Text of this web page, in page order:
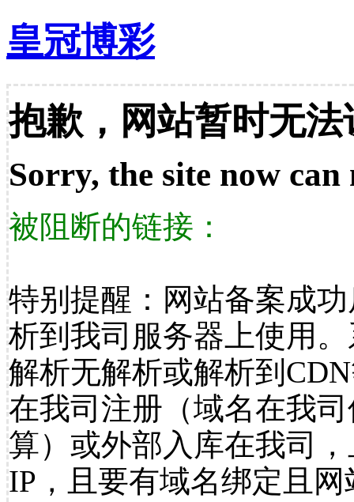
皇冠博彩
抱歉，网站暂时无法
Sorry, the site now can
被阻断的链接：
特别提醒：网站备案成
析到我司服务器上使用
解析无解析或解析到
在我司注册（域名在我
算）或外部入库在我司
IP，且要有域名绑定且